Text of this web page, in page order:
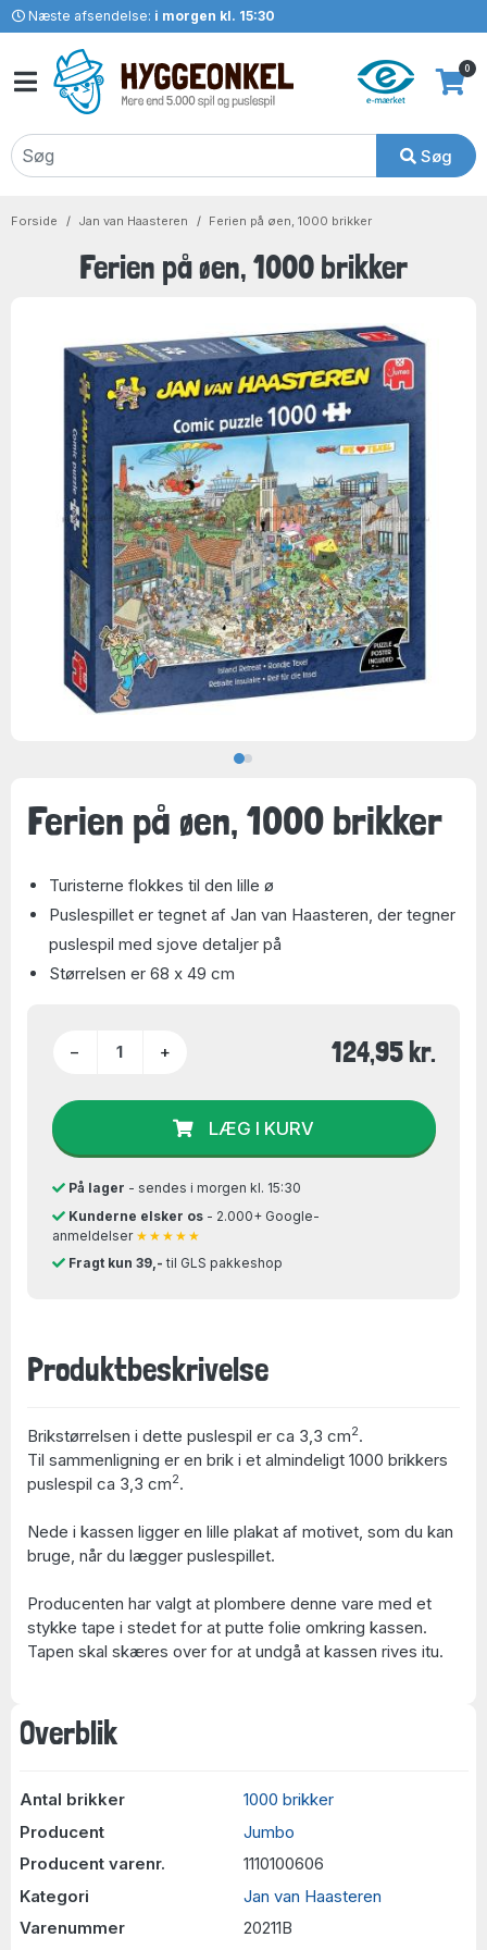
Næste afsendelse: i morgen kl. 15:30
Søg
0
Forside Jan van Haasteren Ferien på øen, 1000 brikker
Ferien på øen, 1000 brikker
Overblik
Antal brikker
1000 brikker
Producent
Jumbo
Producent varenr.
1110100606
Kategori
Jan van Haasteren
Varenummer
20211B
Ferien på øen, 1000 brikker
Turisterne flokkes til den lille ø
Puslespillet er tegnet af Jan van Haasteren, der tegner
puslespil med sjove detaljer på
Størrelsen er 68 x 49 cm
− + 124,95 kr.
LÆG I KURV
På lager - sendes i morgen kl. 15:30
Kunderne elsker os- 2.000+ Google-
anmeldelser ★★★★★
Fragt kun 39,- til GLS pakkeshop
Produktbeskrivelse
Brikstørrelsen i dette puslespil er ca 3,3 cm2.
Til sammenligning er en brik i et almindeligt 1000 brikkers
puslespil ca 3,3 cm2.
Nede i kassen ligger en lille plakat af motivet, som du kan
bruge, når du lægger puslespillet.
Producenten har valgt at plombere denne vare med et
stykke tape i stedet for at putte folie omkring kassen.
Tapen skal skæres over for at undgå at kassen rives itu.